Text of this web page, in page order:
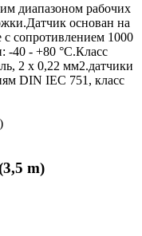
диапазоном рабочих
основан на
с сопротивлением 1000
-40 - +80 °C.Класс
2 х 0,22 мм2.датчики
DIN IEC 751, класс
m)